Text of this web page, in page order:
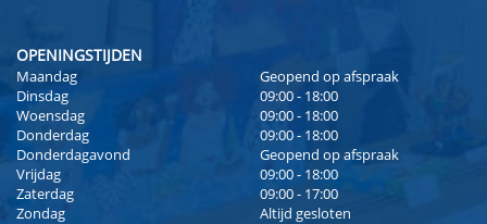
OPENINGSTIJDEN
Maandag
Geopend op afspraak
Dinsdag
09:00 - 18:00
Woensdag
09:00 - 18:00
Donderdag
09:00 - 18:00
Donderdagavond
Geopend op afspraak
Vrijdag
09:00 - 18:00
Zaterdag
09:00 - 17:00
Zondag
Altijd gesloten